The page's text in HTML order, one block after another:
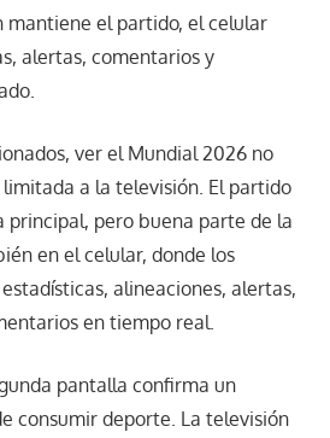
mantiene el partido, el celular
alertas, comentarios y
ver el Mundial 2026 no
a la televisión. El partido
principal, pero buena parte de la
en el celular, donde los
alineaciones, alertas,
en tiempo real.
pantalla confirma un
consumir deporte. La televisión